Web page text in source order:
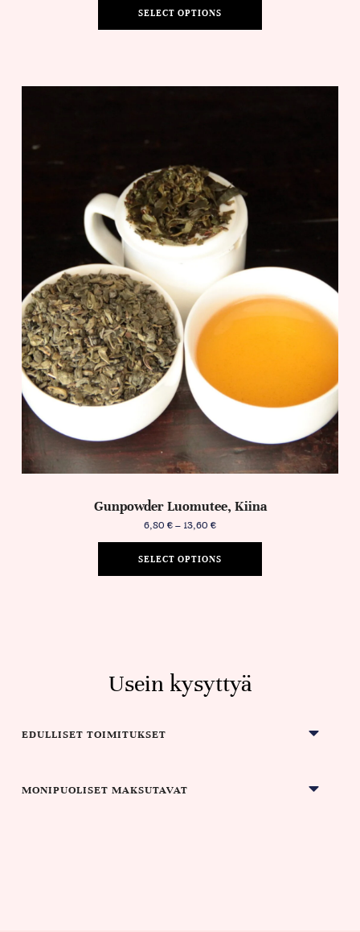
SELECT OPTIONS
Gunpowder Luomutee, Kiina
6,80 €– 13,60 €
SELECT OPTIONS
Usein kysyttyä
EDULLISET TOIMITUKSET
MONIPUOLISET MAKSUTAVAT